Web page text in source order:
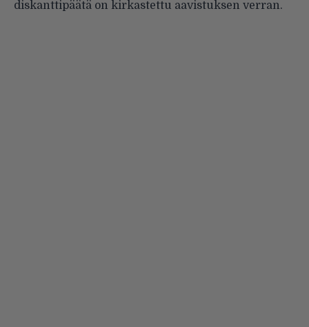
diskanttipäätä on kirkastettu aavistuksen verran.